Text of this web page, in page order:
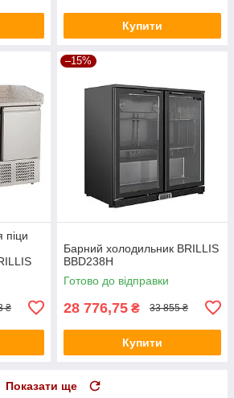
Купити
піци
₴
–15%
Барний холодильник BRILLIS
BBD238H
Готово до відправки
28 776,75 ₴ 33 855 ₴
Купити
Показати ще